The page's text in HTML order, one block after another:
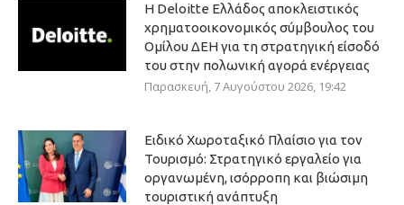
Η Deloitte Ελλάδος αποκλειστικός
χρηματοοικονομικός σύμβουλος του
Ομίλου ΔΕΗ για τη στρατηγική είσοδό
του στην πολωνική αγορά ενέργειας
Παρασκευή, 7 Αυγούστου 2026, 19:42
Ειδικό Χωροταξικό Πλαίσιο για τον
Τουρισμό: Στρατηγικό εργαλείο για
οργανωμένη, ισόρροπη και βιώσιμη
τουριστική ανάπτυξη